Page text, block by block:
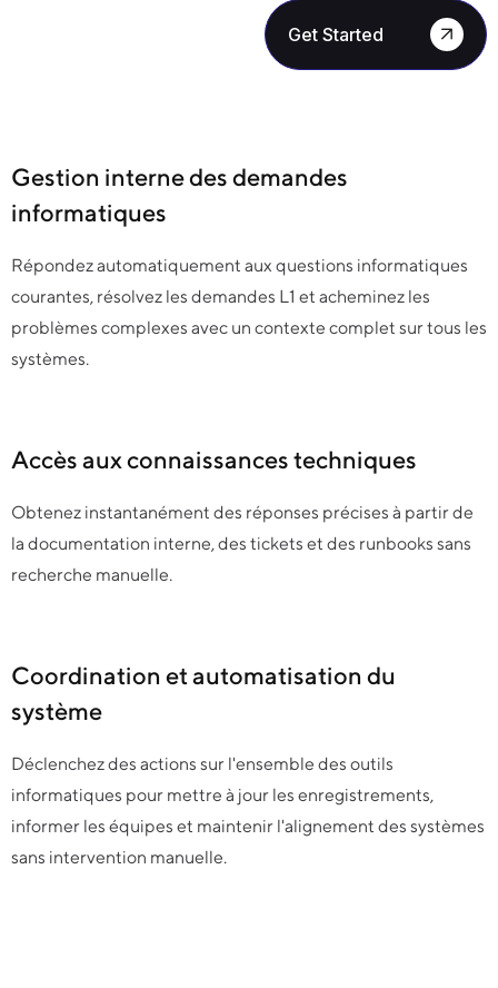
Get Started
Gestion interne des demandes
informatiques
Répondez automatiquement aux questions informatiques
courantes, résolvez les demandes L1 et acheminez les
problèmes complexes avec un contexte complet sur tous les
systèmes.
Accès aux connaissances techniques
Obtenez instantanément des réponses précises à partir de
la documentation interne, des tickets et des runbooks sans
recherche manuelle.
Coordination et automatisation du
système
Déclenchez des actions sur l'ensemble des outils
informatiques pour mettre à jour les enregistrements,
informer les équipes et maintenir l'alignement des systèmes
sans intervention manuelle.